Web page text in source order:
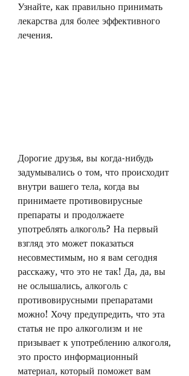
Узнайте, как правильно принимать
лекарства для более эффективного
лечения.
Дорогие друзья, вы когда-нибудь
задумывались о том, что происходит
внутри вашего тела, когда вы
принимаете противовирусные
препараты и продолжаете
употреблять алкоголь? На первый
взгляд это может показаться
несовместимым, но я вам сегодня
расскажу, что это не так! Да, да, вы
не ослышались, алкоголь с
противовирусными препаратами
можно! Хочу предупредить, что эта
статья не про алкоголизм и не
призывает к употреблению алкоголя,
это просто информационный
материал, который поможет вам